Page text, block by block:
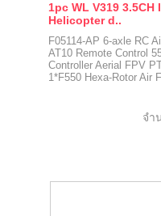
1pc WL V319
Helicopter d..
F05114-AP 6-axle RC
AT10 Remote Control
Controller Aerial FPV
1*F550 Hexa-Rotor Air F
จำ